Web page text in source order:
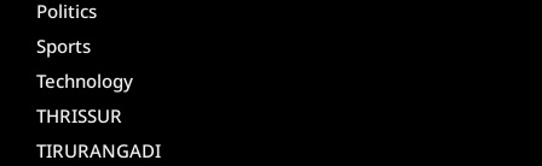
Politics
Sports
Technology
THRISSUR
TIRURANGADI